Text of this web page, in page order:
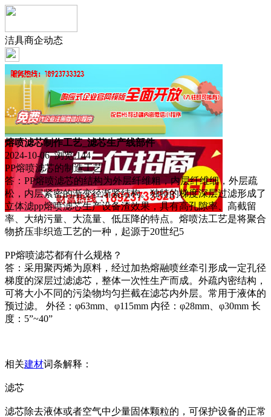
洁具商企动态
熔喷滤芯制作工艺_滤芯生产线部件
2024-10-06 浏览:144
PP熔喷滤芯的制造工艺
答：PP熔喷滤芯的结构为外层纤维粗，内层纤维细，外层疏
松，内层紧密的渐变径渐紧结构。独特的梯度深层过滤形成了
立体滤pp熔喷滤芯生产设备渣效果，具有高孔隙率、高截留
率、大纳污量、大流量、低压降的特点。熔喷法工艺是将聚合
物挤压非织造工艺的一种，起源于20世纪5
PP熔喷滤芯都有什么规格？
答：采用聚丙烯为原料，经过加热熔融喷丝牵引形成一定孔径
梯度的深层过滤滤芯，整体一次性生产而成。外疏内密结构，
可将大小不同的污染物均匀拦截在滤芯内外层。常用于液体的
预过滤。 外径：φ63mm、φ115mm 内径：φ28mm、φ30mm 长
度：5”~40”
相关建材词条解释：
滤芯
滤芯除去液体或者空气中少量固体颗粒的，可保护设备的正常